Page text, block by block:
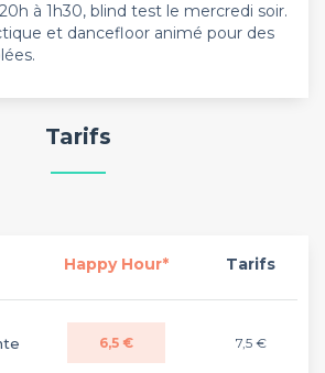
à 1h30, blind test le mercredi soir.
et dancefloor animé pour des
Tarifs
Happy Hour* Tarifs
6,5 € 7,5 €